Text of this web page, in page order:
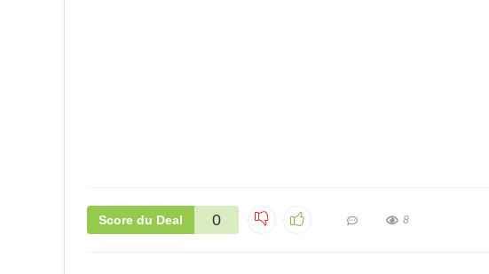
Score du Deal 0 8